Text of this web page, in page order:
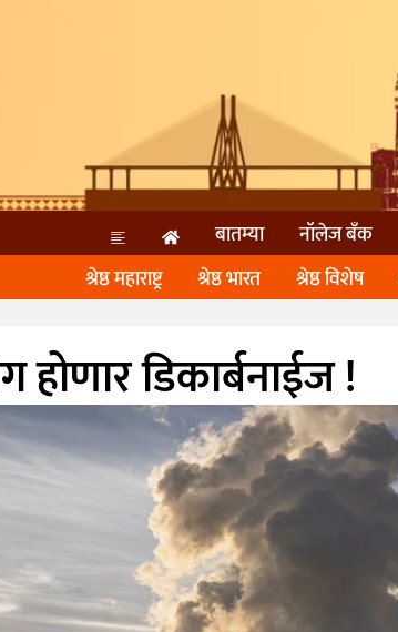
बातम्या नॉलेज बॅंक
श्रेष्ठ महाराष्ट्र
श्रेष्ठ भारत श्रेष्ठ विशेष
होणार डिकार्बनाईज !